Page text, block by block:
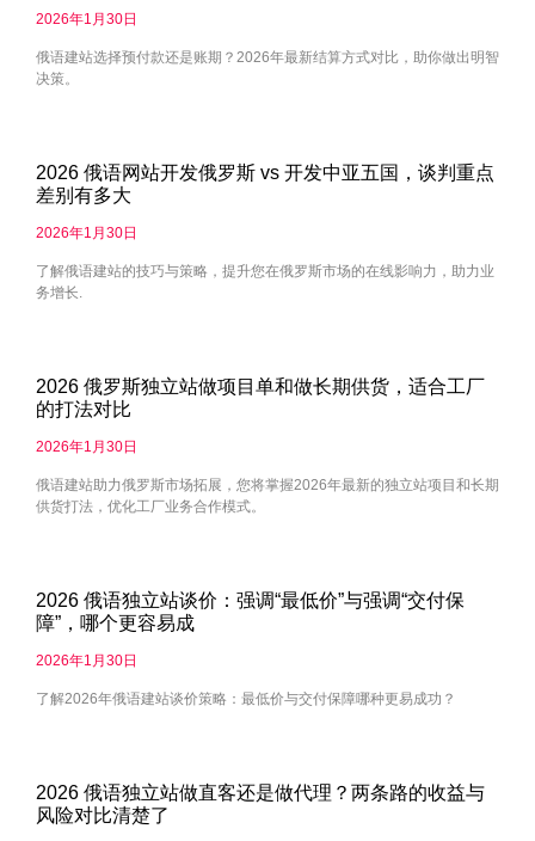
2026年1月30日
俄语建站选择预付款还是账期？2026年最新结算方式对比，助你做出明智
决策。
2026 俄语网站开发俄罗斯 vs 开发中亚五国，谈判重点
差别有多大
2026年1月30日
了解俄语建站的技巧与策略，提升您在俄罗斯市场的在线影响力，助力业
务增长.
2026 俄罗斯独立站做项目单和做长期供货，适合工厂
的打法对比
2026年1月30日
俄语建站助力俄罗斯市场拓展，您将掌握2026年最新的独立站项目和长期
供货打法，优化工厂业务合作模式。
2026 俄语独立站谈价：强调“最低价”与强调“交付保
障”，哪个更容易成
2026年1月30日
了解2026年俄语建站谈价策略：最低价与交付保障哪种更易成功？
2026 俄语独立站做直客还是做代理？两条路的收益与
风险对比清楚了